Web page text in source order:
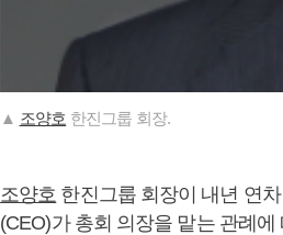
▲ 조양호 한진그룹 회장.
조양호 한진그룹 회장이 내년 연
(CEO)가 총회 의장을 맡는 관례에